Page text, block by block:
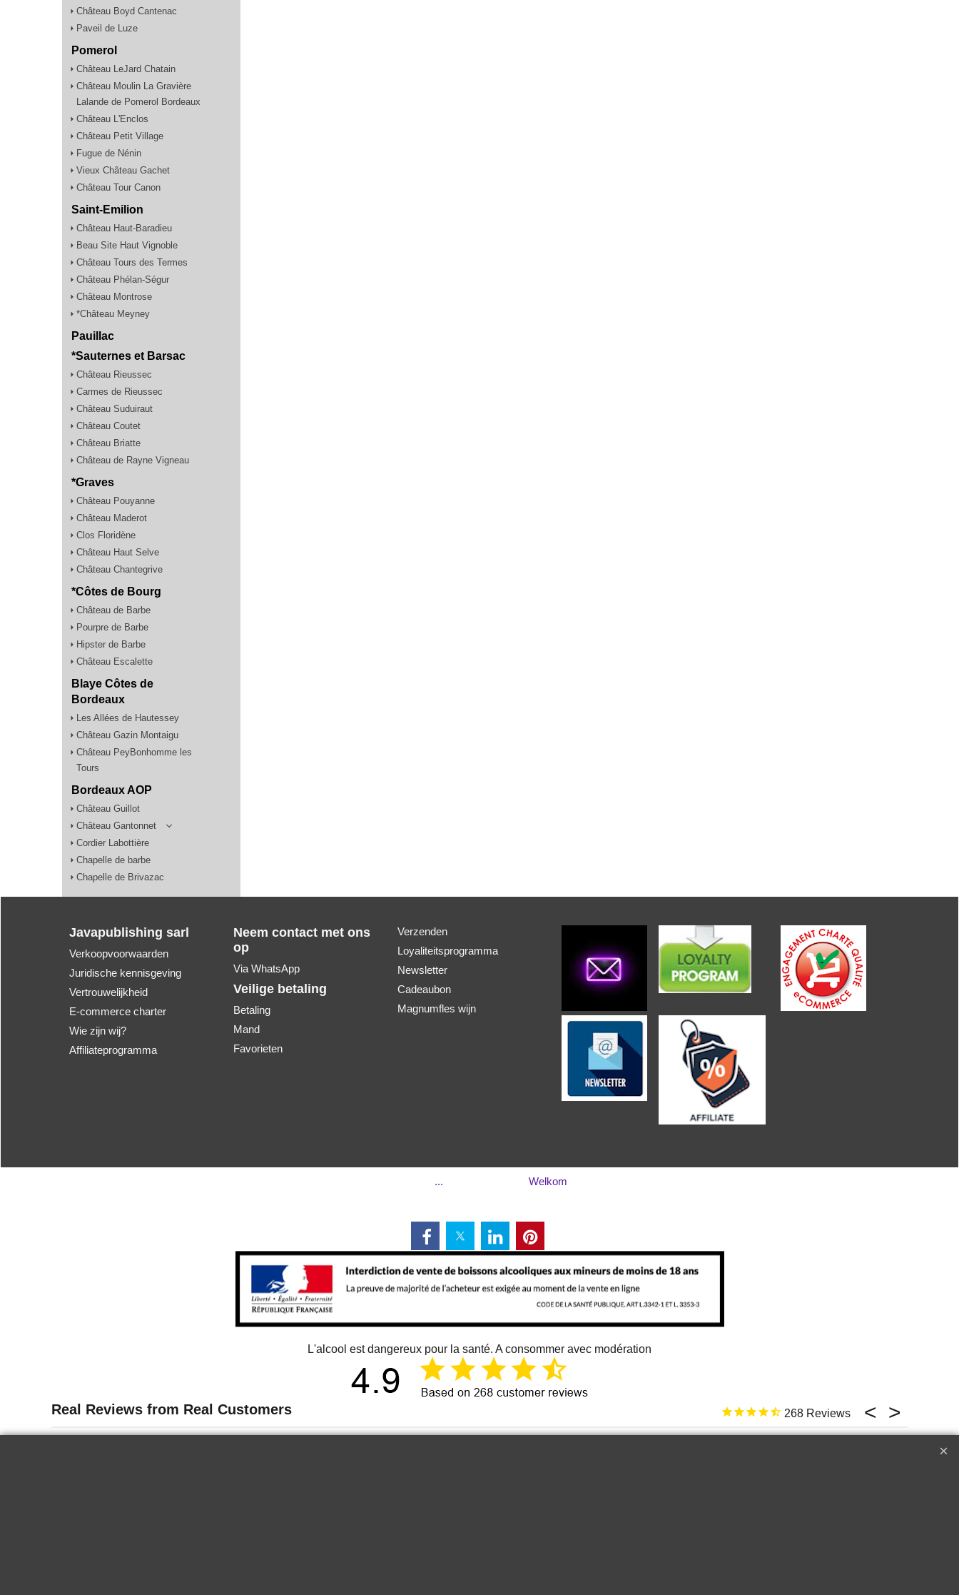
Château Boyd Cantenac
Paveil de Luze
Pomerol
Château LeJard Chatain
Château Moulin La Gravière
Lalande de Pomerol Bordeaux
Château L'Enclos
Château Petit Village
Fugue de Nénin
Vieux Château Gachet
Château Tour Canon
Saint-Emilion
Château Haut-Baradieu
Beau Site Haut Vignoble
Château Tours des Termes
Château Phélan-Ségur
Château Montrose
*Château Meyney
Pauillac
*Sauternes et Barsac
Château Rieussec
Carmes de Rieussec
Château Suduiraut
Château Coutet
Château Briatte
Château de Rayne Vigneau
*Graves
Château Pouyanne
Château Maderot
Clos Floridène
Château Haut Selve
Château Chantegrive
*Côtes de Bourg
Château de Barbe
Pourpre de Barbe
Hipster de Barbe
Château Escalette
Blaye Côtes de
Bordeaux
Les Allées de Hautessey
Château Gazin Montaigu
Château PeyBonhomme les
Tours
Bordeaux AOP
Château Guillot
Château Gantonnet
Cordier Labottière
Chapelle de barbe
Chapelle de Brivazac
Javapublishing sarl
Verkoopvoorwaarden
Juridische kennisgeving
Vertrouwelijkheid
E-commerce charter
Wie zijn wij?
Affiliateprogramma
Neem contact met ons
op
Via WhatsApp
Veilige betaling
Betaling
Mand
Favorieten
Verzenden
Loyaliteitsprogramma
Newsletter
Cadeaubon
Magnumfles wijn
... Welkom
L'alcool est dangereux pour la santé. A consommer avec modération
268